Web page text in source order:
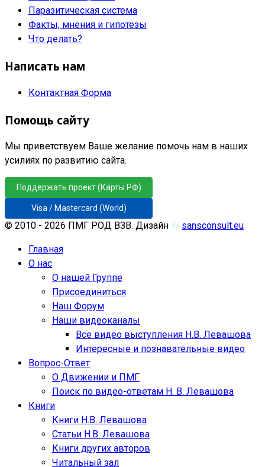
Паразитическая система
Факты, мнения и гипотезы
Что делать?
Написать нам
Контактная Форма
Помощь сайту
Мы приветствуем Ваше желание помочь нам в наших
усилиях по развитию сайта.
Поддержать проект (Карты РФ)
Visa / Mastercard (World)
© 2010 - 2026 ПМГ РОД ВЗВ. Дизайн ♲ sansconsult.eu
Главная
О нас
О нашей Группе
Присоединиться
Наш Форум
Наши видеоканалы
Все видео выступления Н.В. Левашова
Интересные и познавательные видео
Вопрос-Ответ
О Движении и ПМГ
Поиск по видео-ответам Н. В. Левашова
Книги
Книги Н.В. Левашова
Статьи Н.В. Левашова
Книги других авторов
Читальный зал